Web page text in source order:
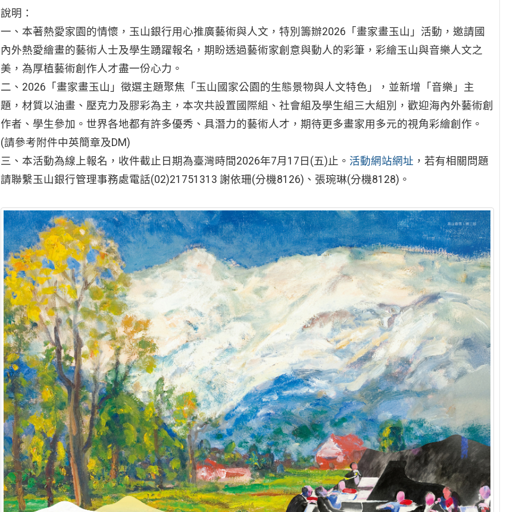
說明：
一、本著熱愛家園的情懷，玉山銀行用心推廣藝術與人文，特別籌辦2026「畫家畫玉山」活動，邀請國
內外熱愛繪畫的藝術人士及學生踴躍報名，期盼透過藝術家創意與動人的彩筆，彩繪玉山與音樂人文之
美，為厚植藝術創作人才盡一份心力。
二、2026「畫家畫玉山」徵選主題聚焦「玉山國家公園的生態景物與人文特色」，並新增「音樂」主
題，材質以油畫、壓克力及膠彩為主，本次共設置國際組、社會組及學生組三大組別，歡迎海內外藝術創
作者、學生參加。世界各地都有許多優秀、具潛力的藝術人才，期待更多畫家用多元的視角彩繪創作。
(請參考附件中英簡章及DM)
三、本活動為線上報名，收件截止日期為臺灣時間2026年7月17日(五)止。 活動網站網址 ，若有相關問題
請聯繫玉山銀行管理事務處電話(02)21751313 謝依珊(分機8126)、張琬琳(分機8128)。